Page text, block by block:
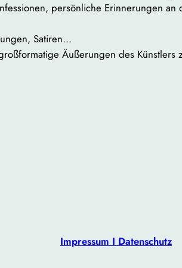
persönliche Erinnerungen
Satiren…
Äußerungen des
Impressum I Datenschutz